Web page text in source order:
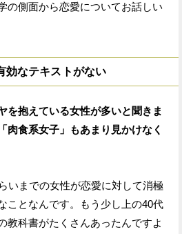
の側面から恋愛についてお話しい
効なテキストがない
を抱えている女性が多いと聞きま
肉食系女子」もあまり見かけなく
いまでの女性が恋愛に対して消極
ことなんです。もう少し上の40代
教科書がたくさんあったんですよ